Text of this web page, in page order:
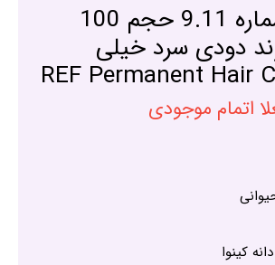
رنگ مو رف شماره 9.11 حجم 100
دودی سرد خیلی
اتمام موجودی
کینوا